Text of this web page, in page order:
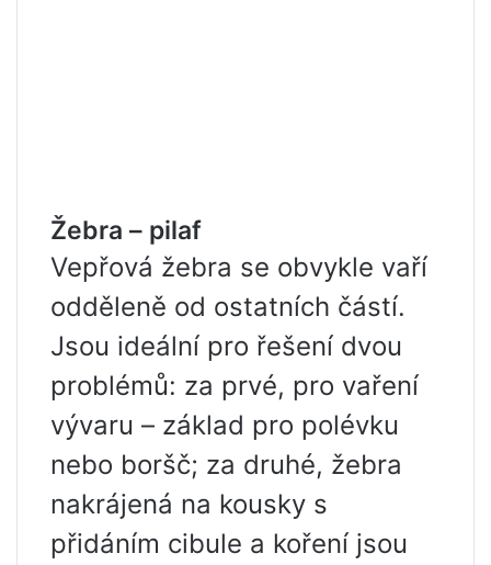
Žebra – pilaf
Vepřová žebra se obvykle vaří
odděleně od ostatních částí.
Jsou ideální pro řešení dvou
problémů: za prvé, pro vaření
vývaru – základ pro polévku
nebo boršč; za druhé, žebra
nakrájená na kousky s
přidáním cibule a koření jsou